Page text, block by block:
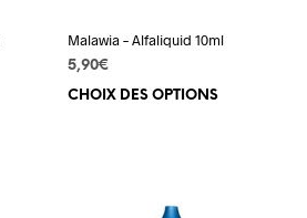
Ce
Malawia – Alfaliquid 10ml
5,90€
CHOIX DES OPTIONS